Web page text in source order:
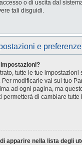
o di uscita dal
tali disguidi.
e
tutte le tue impostazioni
modificarle vai sul tuo
ad ogni pagina, ma
permetterà di cambiare
apparire nella lista degli